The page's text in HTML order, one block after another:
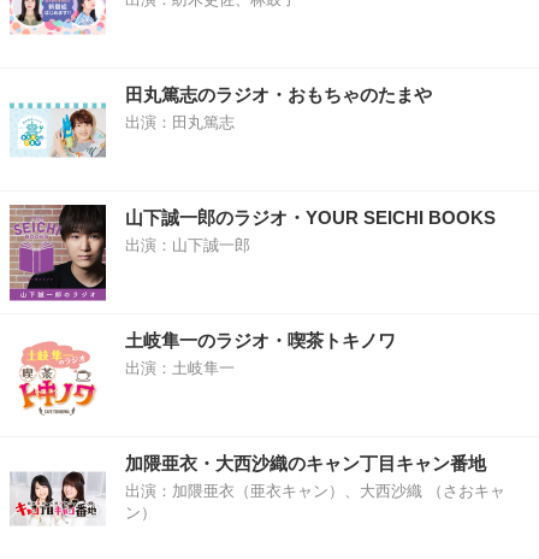
田丸篤志のラジオ・おもちゃのたまや
出演：田丸篤志
山下誠一郎のラジオ・YOUR SEICHI BOOKS
出演：山下誠一郎
土岐隼一のラジオ・喫茶トキノワ
出演：土岐隼一
加隈亜衣・大西沙織のキャン丁目キャン番地
出演：加隈亜衣（亜衣キャン）、大西沙織 （さおキャ
ン）